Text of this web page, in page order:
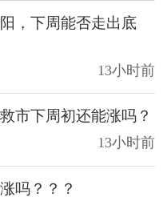
，下周能否走出底
13小时前
市下周初还能涨吗？
13小时前
吗？？？